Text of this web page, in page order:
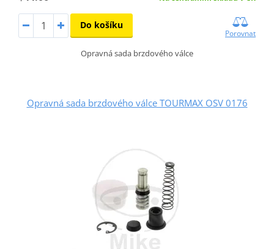
Do košíku
Porovnat
Opravná sada brzdového válce
Opravná sada brzdového válce TOURMAX OSV 0176